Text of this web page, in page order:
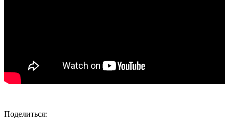
Поделиться: